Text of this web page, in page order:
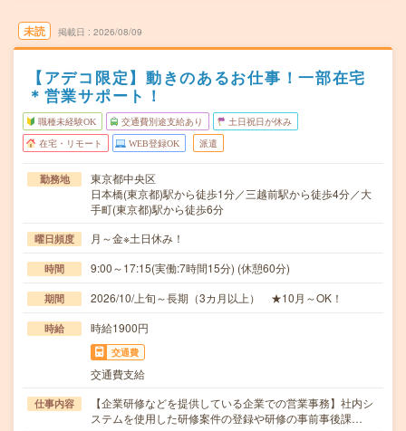
未読 掲載日 2026/08/09
【アデコ限定】動きのあるお仕事！一部在宅
＊営業サポート！
職種未経験OK 交通費別途支給あり 土日祝日が休み
在宅・リモート WEB登録OK 派遣
勤務地
東京都中央区
日本橋(東京都)駅から徒歩1分／三越前駅から徒歩4分／大
手町(東京都)駅から徒歩6分
曜日頻度 月～金※土日休み！
時間 9:00～17:15(実働:7時間15分) (休憩60分)
期間 2026/10/上旬～長期（3カ月以上） ★10月～OK！
時給 時給1900円
交通費
交通費支給
仕事内容
【企業研修などを提供している企業での営業事務】社内シ
ステムを使用した研修案件の登録や研修の事前事後課…